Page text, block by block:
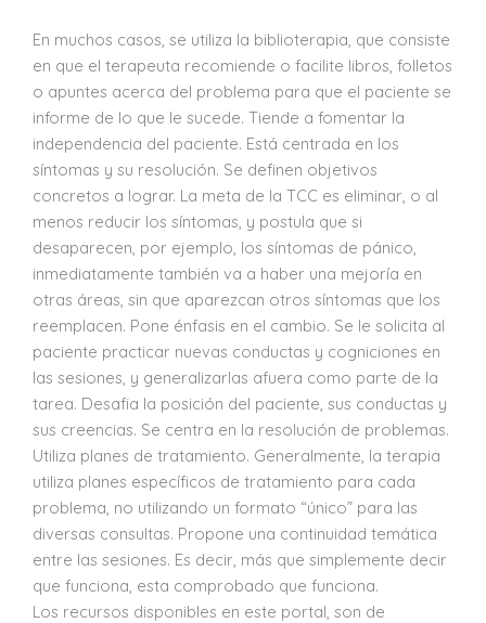
En muchos casos, se utiliza la biblioterapia, que consiste
en que el terapeuta recomiende o facilite libros, folletos
o apuntes acerca del problema para que el paciente se
informe de lo que le sucede. Tiende a fomentar la
independencia del paciente. Está centrada en los
síntomas y su resolución. Se definen objetivos
concretos a lograr. La meta de la TCC es eliminar, o al
menos reducir los síntomas, y postula que si
desaparecen, por ejemplo, los síntomas de pánico,
inmediatamente también va a haber una mejoría en
otras áreas, sin que aparezcan otros síntomas que los
reemplacen. Pone énfasis en el cambio. Se le solicita al
paciente practicar nuevas conductas y cogniciones en
las sesiones, y generalizarlas afuera como parte de la
tarea. Desafia la posición del paciente, sus conductas y
sus creencias. Se centra en la resolución de problemas.
Utiliza planes de tratamiento. Generalmente, la terapia
utiliza planes específicos de tratamiento para cada
problema, no utilizando un formato “único” para las
diversas consultas. Propone una continuidad temática
entre las sesiones. Es decir, más que simplemente decir
que funciona, esta comprobado que funciona.
Los recursos disponibles en este portal, son de